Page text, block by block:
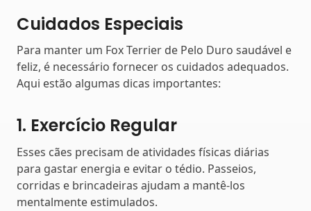
Cuidados Especiais
Para manter um Fox Terrier de Pelo Duro saudável e
feliz, é necessário fornecer os cuidados adequados.
Aqui estão algumas dicas importantes:
1. Exercício Regular
Esses cães precisam de atividades físicas diárias
para gastar energia e evitar o tédio. Passeios,
corridas e brincadeiras ajudam a mantê-los
mentalmente estimulados.